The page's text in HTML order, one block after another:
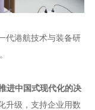
代港航技术与装备研
进中国式现代化的决
升级，支持企业用数